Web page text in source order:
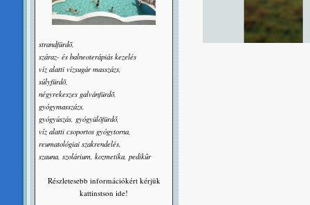
strandfürdõ,
száraz- és balneoterápiás kezelés
víz alatti vízsugár masszázs,
súlyfürdõ,
négyrekeszes galvánfürdõ,
gyógymasszázs,
gyógyúszás, gyógyülõfürdő,
víz alatti csoportos gyógytorna,
reumatológiai szakrendelés,
szauna, szolárium, kozmetika, pedikûr
Részletesebb információkért kérjük
kattinstson ide!